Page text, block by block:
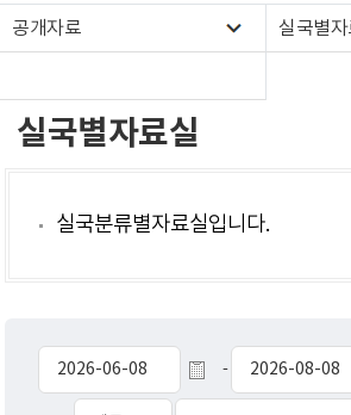
공개자료 실국별자
실국별자료실
실국분류별자료실입니다.
-